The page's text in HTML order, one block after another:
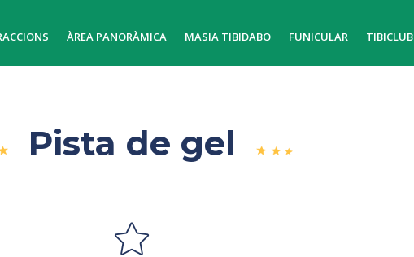
ÀREA PANORÀMICA MASIA TIBIDABO FUNICULAR TIBICLUB
Pista de gel